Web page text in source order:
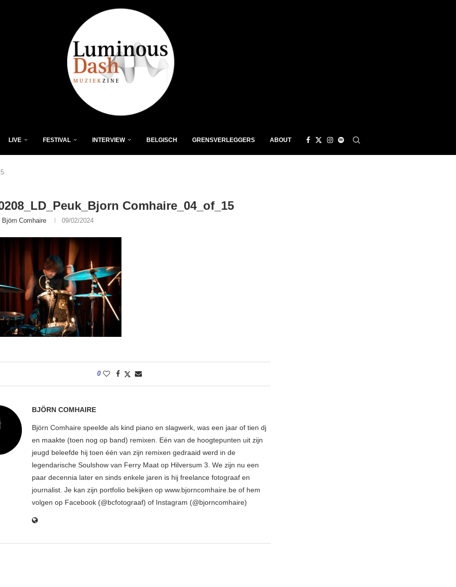
LIVE FESTIVAL INTERVIEW BELGISCH GRENSVERLEGGERS ABOUT
Comhaire_04_of_15
Björn Comhaire 09/02/2024
0
BJÖRN COMHAIRE
Björn Comhaire speelde als kind piano en slagwerk, was een jaar of tien dj
en maakte (toen nog op band) remixen. Eén van de hoogtepunten uit zijn
jeugd beleefde hij toen één van zijn remixen gedraaid werd in de
legendarische Soulshow van Ferry Maat op Hilversum 3. We zijn nu een
paar decennia later en sinds enkele jaren is hij freelance fotograaf en
journalist. Je kan zijn portfolio bekijken op www.bjorncomhaire.be of hem
volgen op Facebook (@bcfotograaf) of Instagram (@bjorncomhaire)